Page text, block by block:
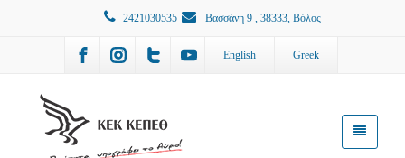
2421030535 Βασσάνη 9 , 38333, Βόλος
English Greek